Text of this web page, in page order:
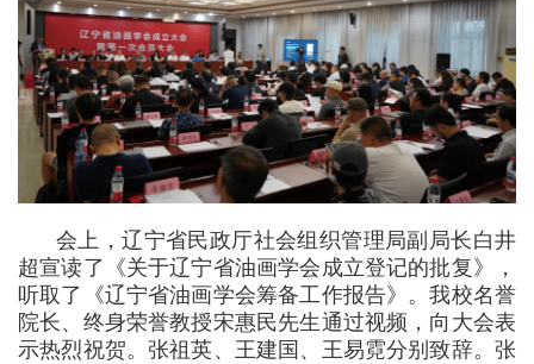
会上，辽宁省民政厅社会组织管理局副局长白井
超宣读了《关于辽宁省油画学会成立登记的批复》，
听取了《辽宁省油画学会筹备工作报告》。我校名誉
院长、终身荣誉教授宋惠民先生通过视频，向大会表
示热烈祝贺。张祖英、王建国、王易霓分别致辞。张